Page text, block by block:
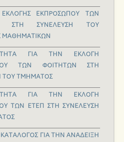
ΕΚΛΟΓΗΣ ΕΚΠΡΟΣΩΠΟΥ ΤΩΝ
ΣΤΗ ΣΥΝΕΛΕΥΣΗ ΤΟΥ
ΓΙΑ ΤΗΝ ΕΚΛΟΓΗ
ΤΩΝ ΦΟΙΤΗΤΩΝ ΣΤΗ
ΤΟΥ ΤΜΗΜΑΤΟΣ
ΓΙΑ ΤΗΝ ΕΚΛΟΓΗ
ΤΩΝ ΕΤΕΠ ΣΤΗ ΣΥΝΕΛΕΥΣΗ
ΚΑΤΑΛΟΓΟΣ ΓΙΑ ΤΗΝ ΑΝΑΔΕΙΞΗ